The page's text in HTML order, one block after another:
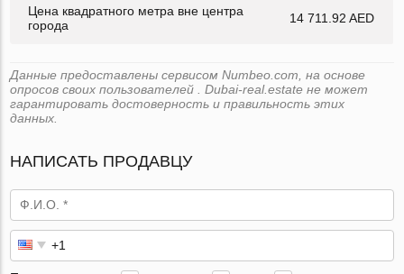
Цена квадратного метра вне центра
города
14 711.92 AED
Данные предоставлены сервисом Numbeo.com, на основе
опросов своих пользователей . Dubai-real.estate не может
гарантировать достоверность и правильность этих
данных.
НАПИСАТЬ ПРОДАВЦУ